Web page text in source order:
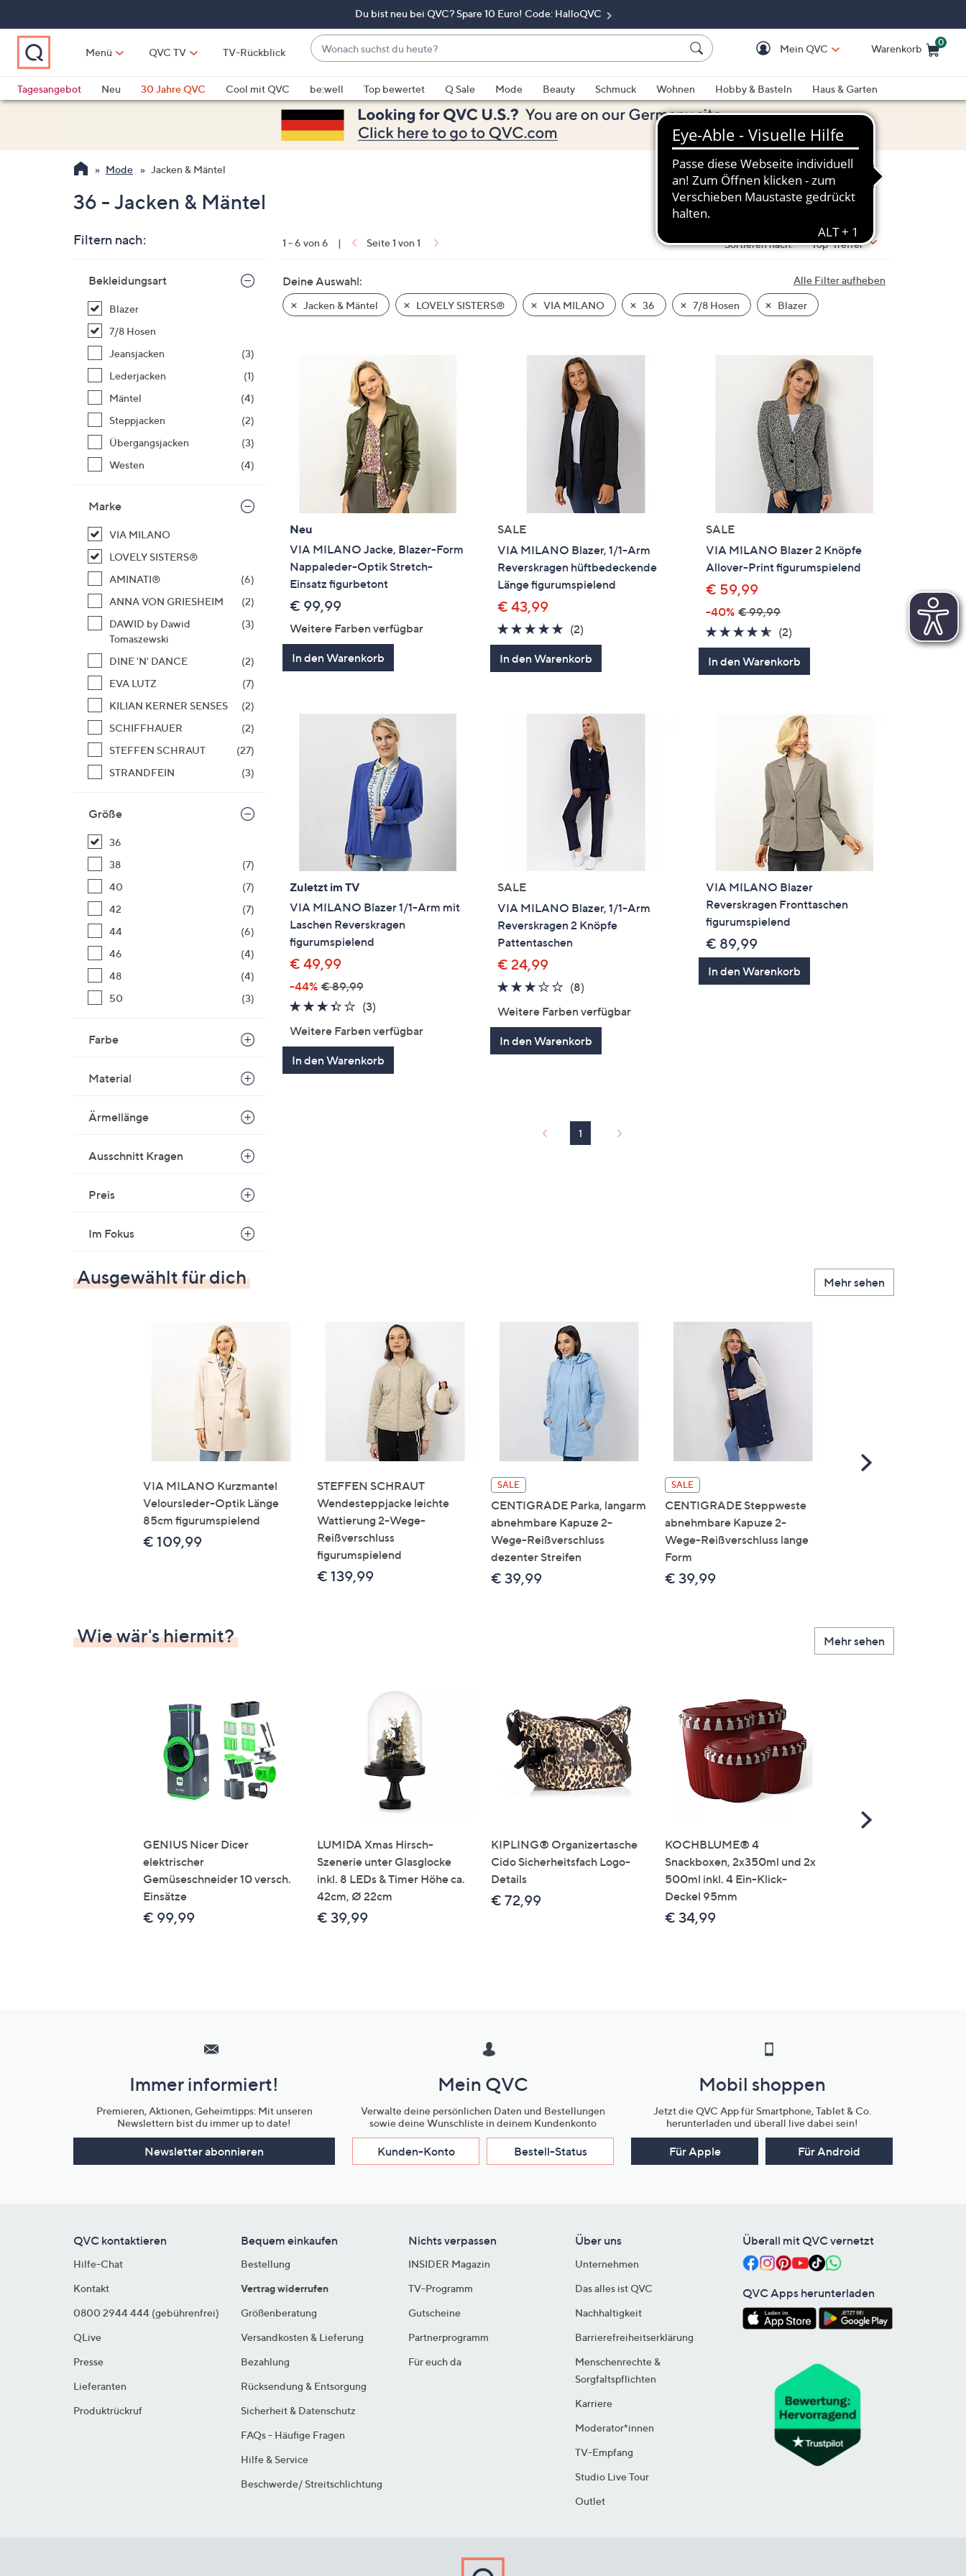
springen
Du bist neu bei QVC? Spare 10 Euro! Code: HalloQVC
Menü QVC TV TV-Rückblick
Wonach
suchst
du
heute?
Vorschläge
verfügbar
sind,
verwenden
und
unten
oder
wischen
Geräten
anzuzeigen.
Mein QVC Warenkorb
0
Tagesangebot
Neu 30 Jahre QVC Cool mit QVC be:well Top bewertet Q Sale Mode Beauty Schmuck Wohnen Hobby & Basteln
Haus & Garten
Mode Jacken & Mäntel
36 - Jacken & Mäntel
Filtern nach:
Produktliste
Bekleidungsart
Blazer
7/8 Hosen
Jeansjacken
(3)
Lederjacken
(1)
Mäntel
(4)
Steppjacken
(2)
Übergangsjacken
(3)
Westen
(4)
Marke
VIA MILANO
LOVELY SISTERS®
AMINATI®
(6)
ANNA VON GRIESHEIM
(2)
DAWID by Dawid
Tomaszewski
(3)
DINE 'N' DANCE
(2)
EVA LUTZ
(7)
KILIAN KERNER SENSES
(2)
SCHIFFHAUER
(2)
STEFFEN SCHRAUT
(27)
STRANDFEIN
(3)
Größe
36
38
(7)
40
(7)
42
(7)
44
(6)
46
(4)
48
(4)
50
(3)
Farbe
Material
Ärmellänge
Ausschnitt Kragen
Preis
Im Fokus
1 - 6 von 6 | Seite 1 von 1 Sortieren nach: Top-Treffer
Alle Filter aufheben
Deine Auswahl:
Jacken & Mäntel LOVELY SISTERS® VIA MILANO 36 7/8 Hosen Blazer
Neu
VIA MILANO Jacke, Blazer-Form
Nappaleder-Optik Stretch-
Einsatz figurbetont
€ 99,99
Weitere Farben verfügbar
In den Warenkorb
SALE
VIA MILANO Blazer, 1/1-Arm
Reverskragen hüftbedeckende
Länge figurumspielend
€ 43,99
5.0
von
5
(2)
Bewertungen
In den Warenkorb
SALE
VIA MILANO Blazer 2 Knöpfe
Allover-Print figurumspielend
€ 59,99
-40% € 99,99
4.5
von
5
(2)
Bewertungen
In den Warenkorb
Zuletzt im TV
VIA MILANO Blazer 1/1-Arm mit
Laschen Reverskragen
figurumspielend
€ 49,99
-44% € 89,99
3.3
(3)3
Weitere Farben verfügbar
In den Warenkorb
SALE
VIA MILANO Blazer, 1/1-Arm
Reverskragen 2 Knöpfe
Pattentaschen
€ 24,99
3.1
(8)
Weitere Farben verfügbar
In den Warenkorb
VIA MILANO Blazer
Reverskragen Fronttaschen
figurumspielend
€ 89,99
In den Warenkorb
1
Ausgewählt für dich Mehr sehen
VIA MILANO Kurzmantel
Veloursleder-Optik Länge
85cm figurumspielend
€ 109,99
STEFFEN SCHRAUT
Wendesteppjacke leichte
Wattierung 2-Wege-
Reißverschluss
figurumspielend
€ 139,99
SALE
CENTIGRADE Parka, langarm
abnehmbare Kapuze 2-
Wege-Reißverschluss
dezenter Streifen
€ 39,99
SALE
CENTIGRADE Steppweste
abnehmbare Kapuze 2-
Wege-Reißverschluss lange
Form
€ 39,99
Scroll
Wie wär's hiermit? Mehr sehen
GENIUS Nicer Dicer
elektrischer
Gemüseschneider 10 versch.
Einsätze
€ 99,99
LUMIDA Xmas Hirsch-
Szenerie unter Glasglocke
inkl. 8 LEDs & Timer Höhe ca.
42cm, Ø 22cm
€ 39,99
KIPLING® Organizertasche
Cido Sicherheitsfach Logo-
Details
€ 72,99
KOCHBLUME® 4
Snackboxen, 2x350ml und 2x
500ml inkl. 4 Ein-Klick-
Deckel 95mm
€ 34,99
Scroll
Unternehmensinformationen
Immer informiert!
Premieren, Aktionen, Geheimtipps: Mit unseren
Newslettern bist du immer up to date!
Newsletter abonnieren
Mein QVC
Verwalte deine persönlichen Daten und Bestellungen
sowie deine Wunschliste in deinem Kundenkonto
Kunden-Konto Bestell-Status
Mobil shoppen
Jetzt die QVC App für Smartphone, Tablet & Co.
herunterladen und überall live dabei sein!
Für Apple Für Android
QVC kontaktieren
Hilfe-Chat
Kontakt
0800 2944 444 (gebührenfrei)
QLive
Presse
Lieferanten
Produktrückruf
Bequem einkaufen
Bestellung
Vertrag widerrufen
Größenberatung
Versandkosten & Lieferung
Bezahlung
Rücksendung & Entsorgung
Sicherheit & Datenschutz
FAQs - Häufige Fragen
Hilfe & Service
Beschwerde/ Streitschlichtung
Nichts verpassen
INSIDER Magazin
TV-Programm
Gutscheine
Partnerprogramm
Für euch da
Über uns
Unternehmen
Das alles ist QVC
Nachhaltigkeit
Barrierefreiheitserklärung
Menschenrechte &
Sorgfaltspflichten
Karriere
Moderator*innen
TV-Empfang
Studio Live Tour
Outlet
Überall mit QVC vernetzt
QVC Apps herunterladen